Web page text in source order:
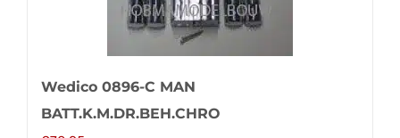
Wedico 0896-C MAN
BATT.K.M.DR.BEH.CHRO